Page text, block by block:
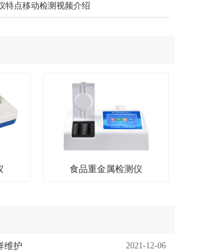
特点移动检测视频介绍
食品重金属检测仪
维护 2021-12-06